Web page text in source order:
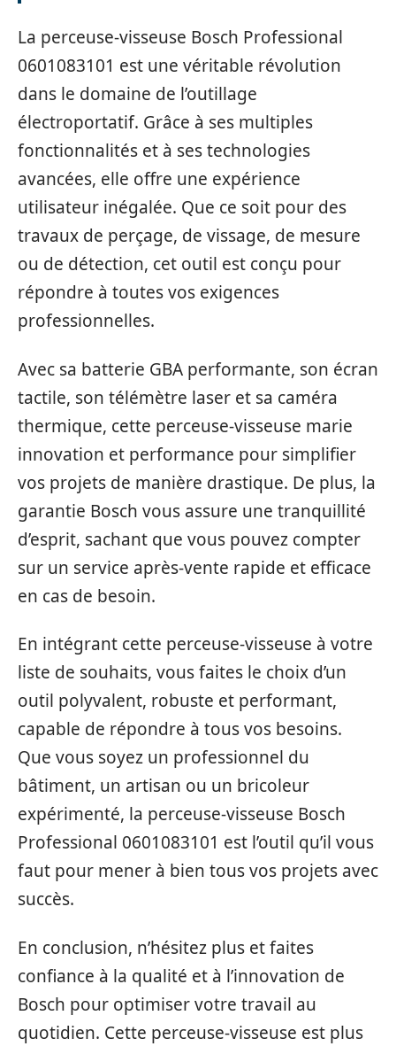
La perceuse-visseuse Bosch Professional
0601083101 est une véritable révolution
dans le domaine de l’outillage
électroportatif. Grâce à ses multiples
fonctionnalités et à ses technologies
avancées, elle offre une expérience
utilisateur inégalée. Que ce soit pour des
travaux de perçage, de vissage, de mesure
ou de détection, cet outil est conçu pour
répondre à toutes vos exigences
professionnelles.
Avec sa batterie GBA performante, son écran
tactile, son télémètre laser et sa caméra
thermique, cette perceuse-visseuse marie
innovation et performance pour simplifier
vos projets de manière drastique. De plus, la
garantie Bosch vous assure une tranquillité
d’esprit, sachant que vous pouvez compter
sur un service après-vente rapide et efficace
en cas de besoin.
En intégrant cette perceuse-visseuse à votre
liste de souhaits, vous faites le choix d’un
outil polyvalent, robuste et performant,
capable de répondre à tous vos besoins.
Que vous soyez un professionnel du
bâtiment, un artisan ou un bricoleur
expérimenté, la perceuse-visseuse Bosch
Professional 0601083101 est l’outil qu’il vous
faut pour mener à bien tous vos projets avec
succès.
En conclusion, n’hésitez plus et faites
confiance à la qualité et à l’innovation de
Bosch pour optimiser votre travail au
quotidien. Cette perceuse-visseuse est plus